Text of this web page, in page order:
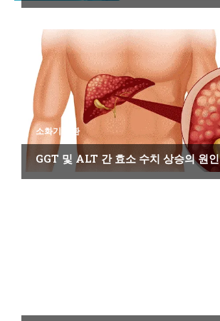
소화기 질환
GGT 및 ALT 간 효소 수치 상승의 원인